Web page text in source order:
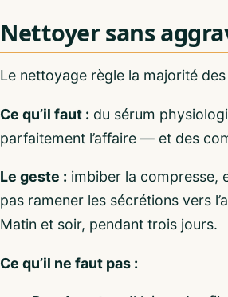
Nettoyer sans
Le nettoyage règle la majorité
Ce qu’il faut : du sérum
parfaitement l’affaire — et des
Le geste : imbiber la compresse,
pas ramener les sécrétions vers
Matin et soir, pendant trois jours.
Ce qu’il ne faut pas :